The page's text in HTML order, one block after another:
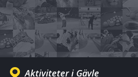
Aktiviteter i Gävle